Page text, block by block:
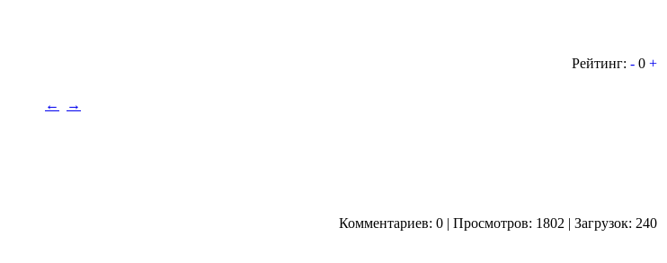
Рейтинг: - 0 +
← →
Комментариев: 0 | Просмотров: 1802 | Загрузок: 240